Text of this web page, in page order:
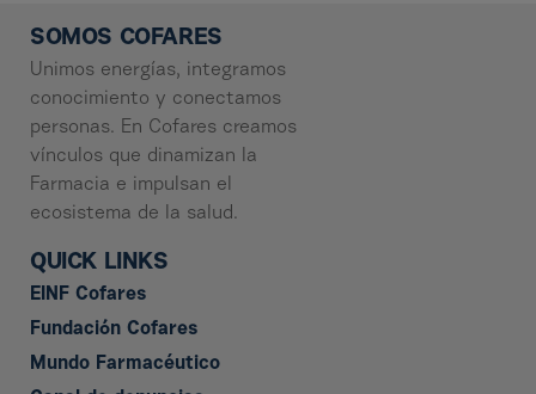
SOMOS COFARES
Unimos energías, integramos
conocimiento y conectamos
personas. En Cofares creamos
vínculos que dinamizan la
Farmacia e impulsan el
ecosistema de la salud.
QUICK LINKS
EINF Cofares
Fundación Cofares
Mundo Farmacéutico